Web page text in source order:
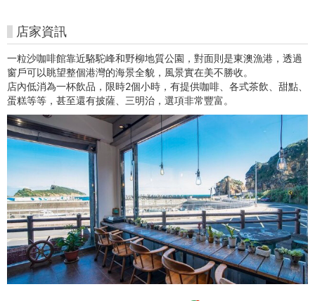
館
購
票
網
站
店家資訊
一粒沙咖啡館靠近駱駝峰和野柳地質公園，對面則是東澳漁港，透過
窗戶可以眺望整個港灣的海景全貌，風景實在美不勝收。
店內低消為一杯飲品，限時2個小時，有提供咖啡、各式茶飲、甜點、
蛋糕等等，甚至還有披薩、三明治，選項非常豐富。